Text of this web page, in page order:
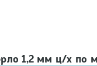
1,2 мм ц/х по